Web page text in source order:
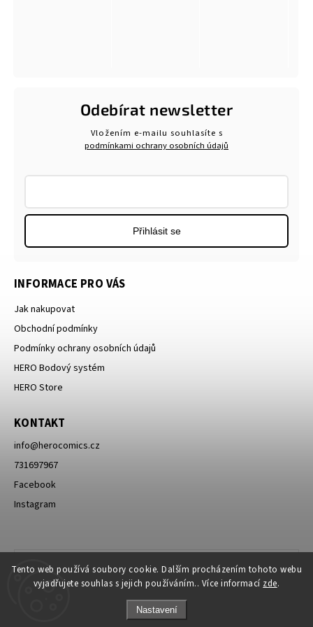
Tento web používá soubory cookie. Dalším procházením tohoto webu
vyjadřujete souhlas s jejich používáním.. Více informací zde.
Nastavení
INFORMACE PRO VÁS
Jak nakupovat
Obchodní podmínky
Podmínky ochrany osobních údajů
HERO Bodový systém
HERO Store
KONTAKT
info@herocomics.cz
731697967
Facebook
Instagram
Odebírat newsletter
Vložením e-mailu souhlasíte s
podmínkami ochrany osobních údajů
Přihlásit se